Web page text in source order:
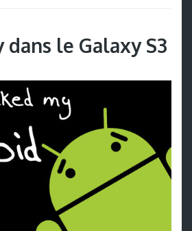
dans le Galaxy S3